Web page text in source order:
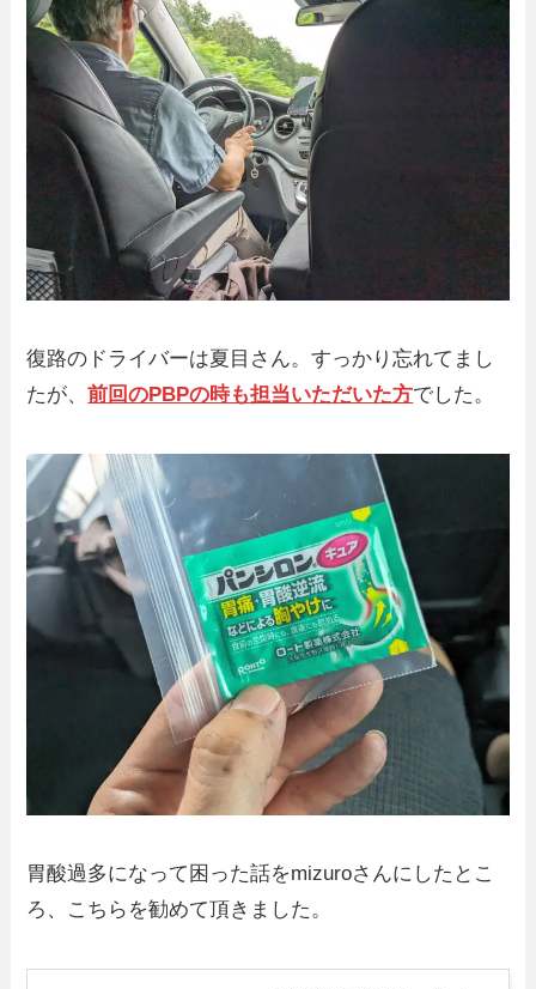
復路のドライバーは夏目さん。すっかり忘れてまし
たが、前回のPBPの時も担当いただいた方でした。
胃酸過多になって困った話をmizuroさんにしたとこ
ろ、こちらを勧めて頂きました。